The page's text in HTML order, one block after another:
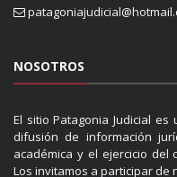
NOSOTROS
El sitio Patagonia Judicial
difusión de información
académica y el ejercicio del
Los invitamos a participar de